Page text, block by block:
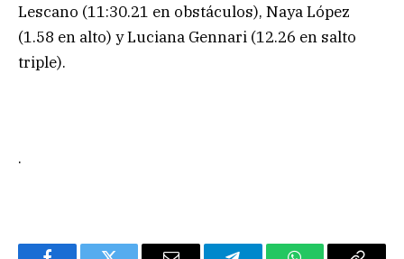
Lescano (11:30.21 en obstáculos), Naya López
(1.58 en alto) y Luciana Gennari (12.26 en salto
triple).
.